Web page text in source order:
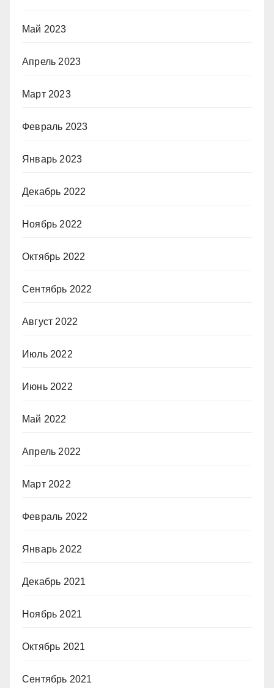
Май 2023
Апрель 2023
Март 2023
Февраль 2023
Январь 2023
Декабрь 2022
Ноябрь 2022
Октябрь 2022
Сентябрь 2022
Август 2022
Июль 2022
Июнь 2022
Май 2022
Апрель 2022
Март 2022
Февраль 2022
Январь 2022
Декабрь 2021
Ноябрь 2021
Октябрь 2021
Сентябрь 2021